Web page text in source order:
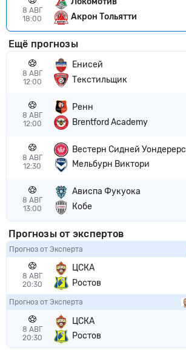
8 АВГ
18:00
Акрон Тольятти
Ещё прогнозы
8 АВГ
12:00
Енисей
Текстильщик
8 АВГ
12:00
Ренн
Brentford Academy
8 АВГ
12:30
Вестерн Сидней Уондерерс
Мельбурн Виктори
8 АВГ
13:00
Ависпа Фукуока
Кобе
Прогнозы от экспертов
Прогноз от Эксперта
8 АВГ
20:30
ЦСКА
Ростов
Прогноз от Эксперта
8 АВГ
20:30
ЦСКА
Ростов